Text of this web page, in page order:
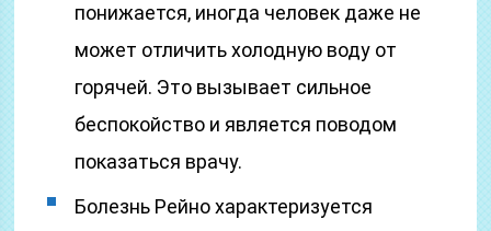
понижается, иногда человек даже не
может отличить холодную воду от
горячей. Это вызывает сильное
беспокойство и является поводом
показаться врачу.
Болезнь Рейно характеризуется